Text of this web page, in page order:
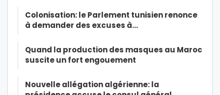
Colonisation: le Parlement tunisien renonce
à demander des excuses à…
Quand la production des masques au Maroc
suscite un fort engouement
Nouvelle allégation algérienne: la